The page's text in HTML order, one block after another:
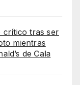
crítico tras ser
mientras
de Cala